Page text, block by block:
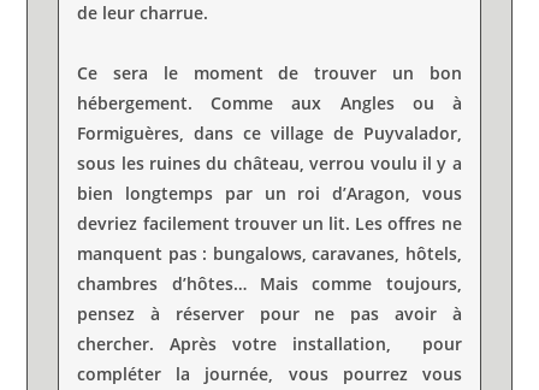
de leur charrue.
Ce sera le moment de trouver un bon
hébergement. Comme aux Angles ou à
Formiguères, dans ce village de Puyvalador,
sous les ruines du château, verrou voulu il y a
bien longtemps par un roi d’Aragon, vous
devriez facilement trouver un lit. Les offres ne
manquent pas : bungalows, caravanes, hôtels,
chambres d’hôtes… Mais comme toujours,
pensez à réserver pour ne pas avoir à
chercher. Après votre installation, pour
compléter la journée, vous pourrez vous